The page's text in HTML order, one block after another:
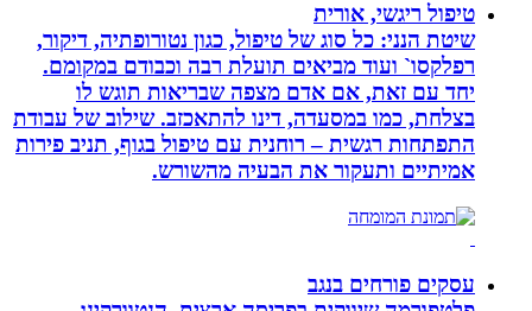
טיפול ריגשי, אורית
שיטת הנני: כל סוג של טיפול, כגון נטורופתיה, דיקור,
רפלקסו` ועוד מביאים תועלת רבה וכבודם במקומם.
יחד עם זאת, אם אדם מצפה שבריאות תוגש לו
בצלחת, כמו במסעדה, דינו להתאכזב. שילוב של עבודת
התפתחות רגשית – רוחנית עם טיפול בגוף, תניב פירות
אמיתיים ותעקור את הבעיה מהשורש.
עסקים פורחים בנגב